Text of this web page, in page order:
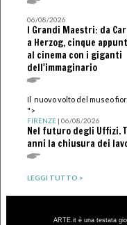
06/08/2026
I Grandi Maestri: da
a Herzog, cinque
al cinema con i giganti
dell'immaginario
Il nuovo volto del museo
">
FIRENZE| 06/08/2026
Nel futuro degli Uffizi.
anni la chiusura dei
LEGGI TUTTO >
ARTE.it è una testata